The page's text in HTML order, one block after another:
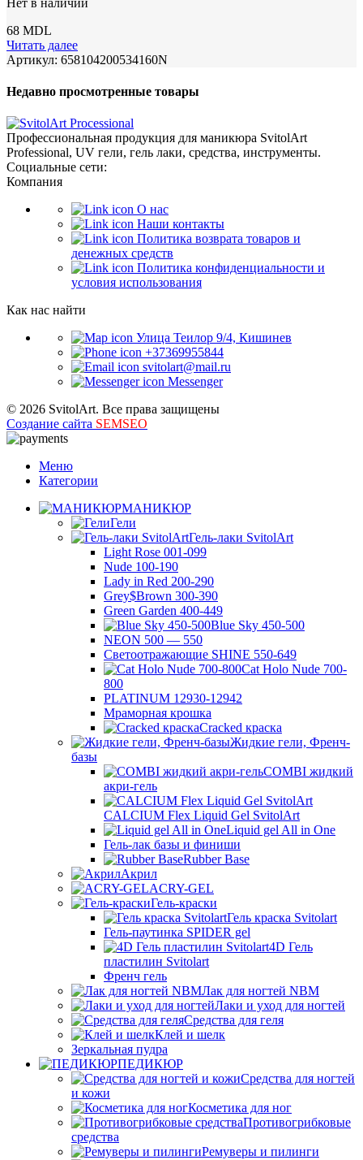
Нет в наличии
68 MDL
Читать далее
Артикул: 658104200534160N
Недавно просмотренные товары
Профессиональная продукция для маникюра SvitolArt
Professional, UV гели, гель лаки, средства, инструменты.
Социальные сети:
Компания
О нас
Наши контакты
Политика возврата товаров и
денежных средств
Политика конфиденциальности и
условия использования
Как нас найти
Улица Теилор 9/4, Кишинев
+37369955844
svitolart@mail.ru
Messenger
© 2026 SvitolArt. Все права защищены
Создание сайта SEMSEO
Меню
Категории
МАНИКЮР
Гели
Гель-лаки SvitolArt
Light Rose 001-099
Nude 100-190
Lady in Red 200-290
Grey$Brown 300-390
Green Garden 400-449
Blue Sky 450-500
NEON 500 — 550
Светоотражающие SHINE 550-649
Cat Holo Nude 700-
800
PLATINUM 12930-12942
Мраморная крошка
Cracked краска
Жидкие гели, Френч-
базы
COMBI жидкий
акри-гель
CALCIUM Flex Liquid Gel SvitolArt
Liquid gel All in One
Гель-лак базы и финиши
Rubber Base
Акрил
ACRY-GEL
Гель-краски
Гель краска Svitolart
Гель-паутинка SPIDER gel
4D Гель
пластилин Svitolart
Френч гель
Лак для ногтей NBM
Лаки и уход для ногтей
Средства для геля
Клей и шелк
Зеркальная пудра
ПЕДИКЮР
Средства для ногтей
и кожи
Косметика для ног
Противогрибковые
средства
Ремуверы и пилинги